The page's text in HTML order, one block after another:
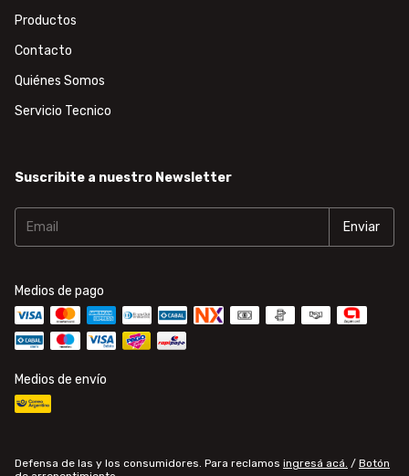
Productos
Contacto
Quiénes Somos
Servicio Tecnico
Suscribite a nuestro Newsletter
Medios de pago
Medios de envío
Defensa de las y los consumidores. Para reclamos ingresá acá. / Botón